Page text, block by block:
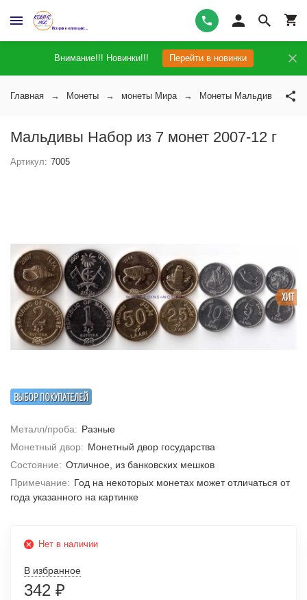
Внимание!!! Новинки!!! Перейти в новинки
Главная Монеты монеты Мира Монеты Мальдив
Мальдивы Набор из 7 монет 2007-12 г
Артикул: 7005
ВЫБОР ПОКУПАТЕЛЕЙ
ХИТ
Металл/проба: Разные
Монетный двор: Монетный двор государства
Состояние: Отличное, из банковских мешков
Примечание: Год на некоторых монетах может отличаться от
года указанного на картинке
Нет в наличии
В избранное
342 ₽